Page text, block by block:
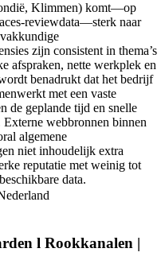
Klimmen) komt—op
reviewdata—sterk naar
zijn consistent in thema’s
afspraken, nette werkplek en
benadrukt dat het bedrijf
met een vaste
de geplande tijd en snelle
webbronnen binnen
algemene
niet inhoudelijk extra
reputatie met weinig tot
data.
l Rookkanalen |